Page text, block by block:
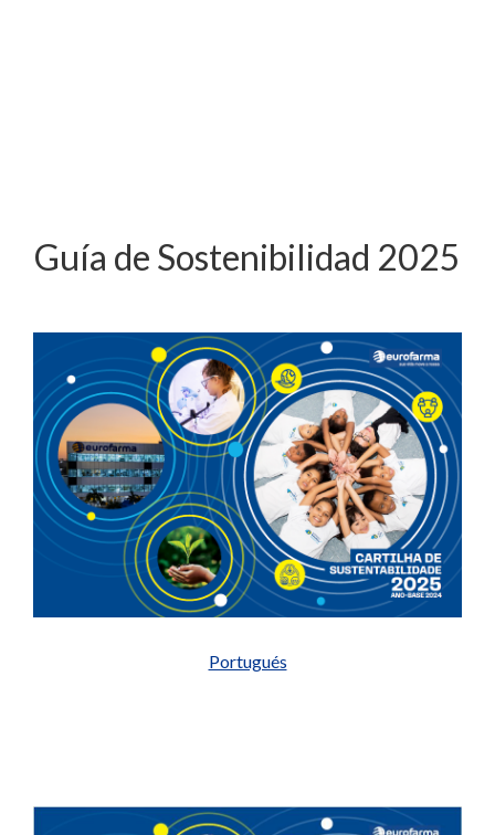
Guía de Sostenibilidad 2025
Portugués